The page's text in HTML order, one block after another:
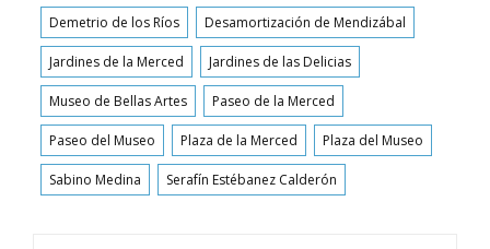
Demetrio de los Ríos Desamortización de Mendizábal
Jardines de la Merced Jardines de las Delicias
Museo de Bellas Artes Paseo de la Merced
Paseo del Museo Plaza de la Merced Plaza del Museo
Sabino Medina Serafín Estébanez Calderón